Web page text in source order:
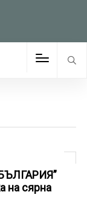
на сярна